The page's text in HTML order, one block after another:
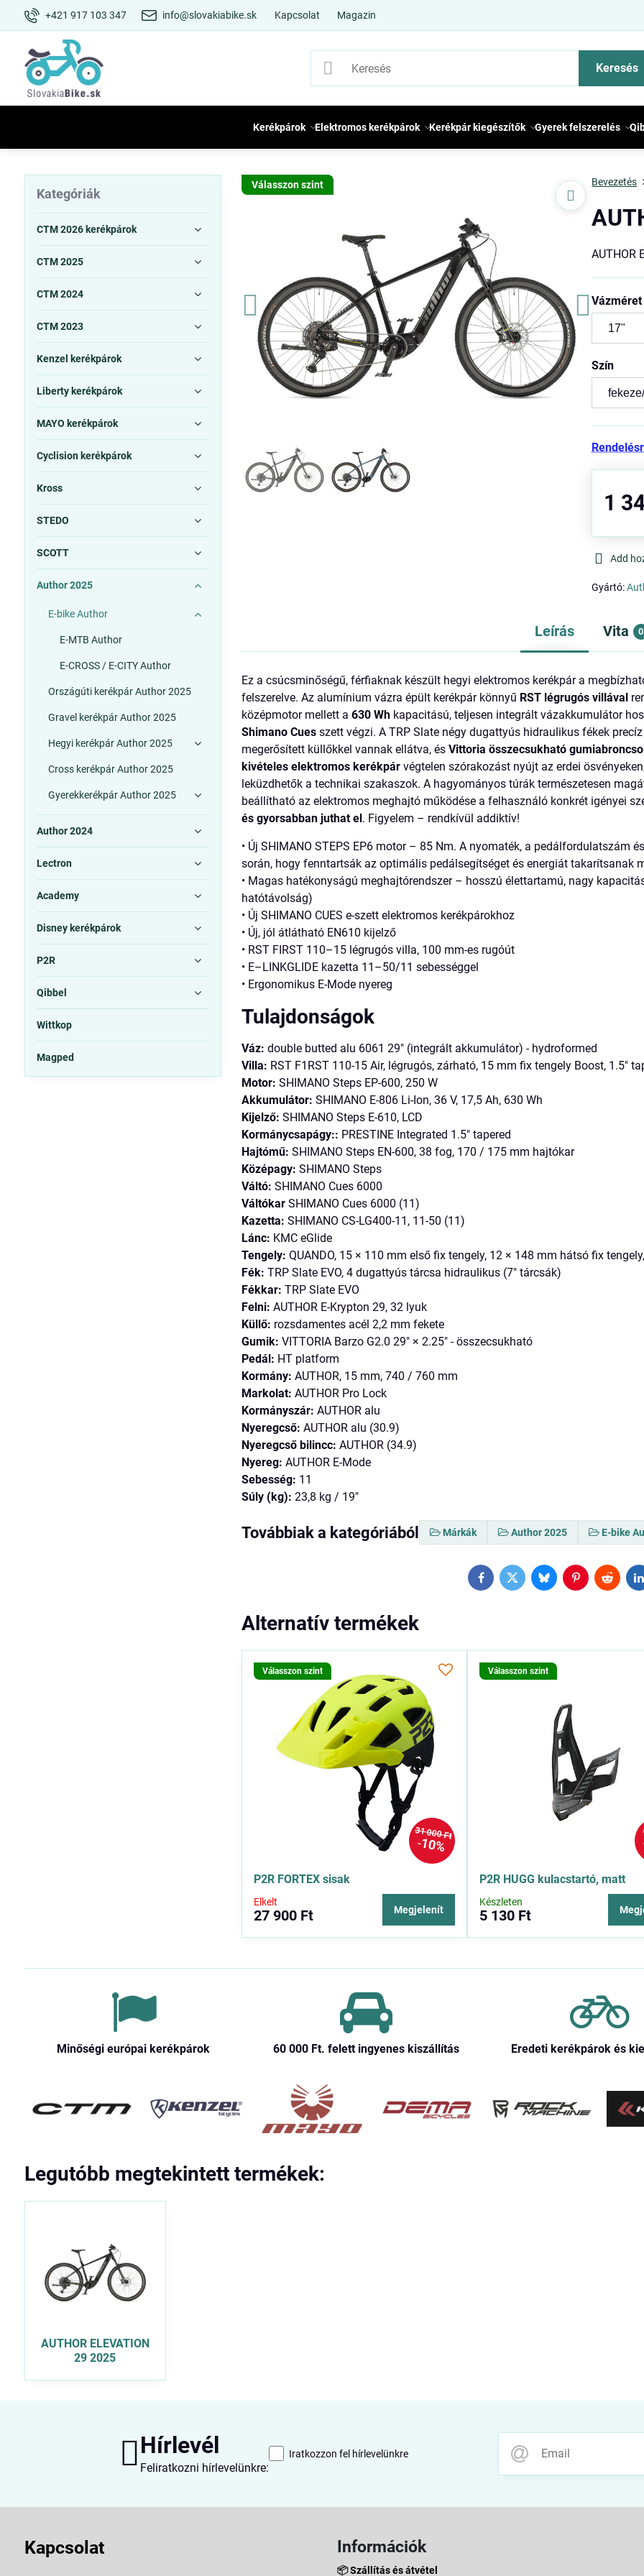
+421 917 103 347 info@slovakiabike.sk Kapcsolat Magazin
Keresés
Kerékpárok Elektromos kerékpárok Kerékpár kiegészítők Gyerek felszerelés
Válasszon szint Bevezetés
AUTHOR
Vázméret
Szín
1
Add
Gyártó:
Leírás Vita 0
Ez a csúcsminőségű, férfiaknak készült hegyi elektromos kerékpár a
felszerelve. Az alumínium vázra épült kerékpár könnyű RST légrugós villával
középmotor mellett a630 Wh kapacitású, teljesen integrált vázakkumulátor
Shimano Cues szett végzi. A TRP Slate négy dugattyús hidraulikus fékek
megerősített küllőkkel vannak ellátva, és Vittoria összecsukható
kivételes elektromos kerékpár végtelen szórakozást nyújt az erdei
leküzdhetők a technikai szakaszok. A hagyományos túrák természetesen
beállítható az elektromos meghajtó működése a felhasználó konkrét igényei
és gyorsabban juthat el. Figyelem – rendkívül addiktív!
• Új SHIMANO STEPS EP6 motor – 85 Nm. A nyomaték, a pedálfordulatszám
során, hogy fenntartsák az optimális pedálsegítséget és energiát takarítsanak
• Magas hatékonyságú meghajtórendszer – hosszú élettartamú, nagy
hatótávolság)
• Új SHIMANO CUES e-szett elektromos kerékpárokhoz
• Új, jól átlátható EN610 kijelző
• RST FIRST 110–15 légrugós villa, 100 mm-es rugóút
• E–LINKGLIDE kazetta 11–50/11 sebességgel
• Ergonomikus E-Mode nyereg
Tulajdonságok
Váz: double butted alu 6061 29" (integrált akkumulátor) - hydroformed
Villa: RST F1RST 110-15 Air, légrugós, zárható, 15 mm fix tengely Boost, 1.5"
Motor: SHIMANO Steps EP-600, 250 W
Akkumulátor: SHIMANO E-806 Li-Ion, 36 V, 17,5 Ah, 630 Wh
Kijelző: SHIMANO Steps E-610, LCD
Kormánycsapágy:: PRESTINE Integrated 1.5" tapered
Hajtómű: SHIMANO Steps EN-600, 38 fog, 170 / 175 mm hajtókar
Középagy: SHIMANO Steps
Váltó: SHIMANO Cues 6000
Váltókar SHIMANO Cues 6000 (11)
Kazetta: SHIMANO CS-LG400-11, 11-50 (11)
Lánc: KMC eGlide
Tengely: QUANDO, 15 × 110 mm első fix tengely, 12 × 148 mm hátsó fix
Fék: TRP Slate EVO, 4 dugattyús tárcsa hidraulikus (7" tárcsák)
Fékkar: TRP Slate EVO
Felni: AUTHOR E-Krypton 29, 32 lyuk
Küllő: rozsdamentes acél 2,2 mm fekete
Gumik: VITTORIA Barzo G2.0 29" × 2.25" - összecsukható
Pedál: HT platform
Kormány: AUTHOR, 15 mm, 740 / 760 mm
Markolat: AUTHOR Pro Lock
Kormányszár: AUTHOR alu
Nyeregcső: AUTHOR alu (30.9)
Nyeregcső bilincc: AUTHOR (34.9)
Nyereg: AUTHOR E-Mode
Sebesség: 11
Súly (kg): 23,8 kg / 19"
Továbbiak a kategóriából Márkák Author 2025 E-bike
FacebookTwitterBlueskyPinterestReddit
Alternatív termékek
31 000 Ft
10%
Válasszon szint
P2R FORTEX sisak
Elkelt
27 900 Ft Megjelenít
Válasszon szint
P2R HUGG kulacstartó, matt
Készleten
5 130 Ft
Kategóriák
CTM 2026 kerékpárok
CTM 2025
CTM 2024
CTM 2023
Kenzel kerékpárok
Liberty kerékpárok
MAYO kerékpárok
Cyclision kerékpárok
Kross
STEDO
SCOTT
Author 2025
E-bike Author
E-MTB Author
E-CROSS / E-CITY Author
Országúti kerékpár Author 2025
Gravel kerékpár Author 2025
Hegyi kerékpár Author 2025
Cross kerékpár Author 2025
Gyerekkerékpár Author 2025
Author 2024
Lectron
Academy
Disney kerékpárok
P2R
Qibbel
Wittkop
Magped
Minőségi európai kerékpárok 60 000 Ft​. felett ingyenes kiszállítás Eredeti kerékpárok és
Legutóbb megtekintett termékek:
AUTHOR ELEVATION
29 2025
Hírlevél
Feliratkozni hírlevelünkre:
Iratkozzon fel hírlevelünkre
Kapcsolat Információk
📦Szállítás és átvétel